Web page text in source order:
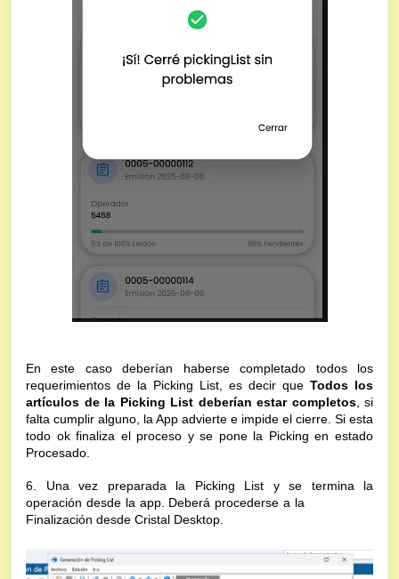
En este caso deberían haberse completado todos los
requerimientos de la Picking List, es decir que Todos los
artículos de la Picking List deberían estar completos, si
falta cumplir alguno, la App advierte e impide el cierre. Si esta
todo ok finaliza el proceso y se pone la Picking en estado
Procesado.
6. Una vez preparada la Picking List y se termina la
operación desde la app. Deberá procederse a la
Finalización desde Cristal Desktop.